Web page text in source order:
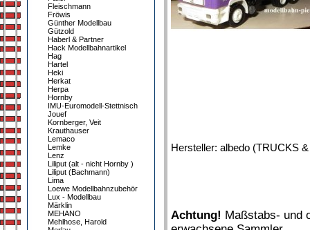
Fleischmann
Fröwis
Günther Modellbau
Gützold
Haberl & Partner
Hack Modellbahnartikel
Hag
Hartel
Heki
Herkat
Herpa
Hornby
IMU-Euromodell-Stettnisch
Jouef
Kornberger, Veit
Krauthauser
Lemaco
Lemke
Lenz
Liliput (alt - nicht Hornby )
Liliput (Bachmann)
Lima
Loewe Modellbahnzubehör
Lux - Modellbau
Märklin
MEHANO
Mehlhose, Harold
Hersteller: albedo (TRUCKS
Achtung! Maßstabs- und